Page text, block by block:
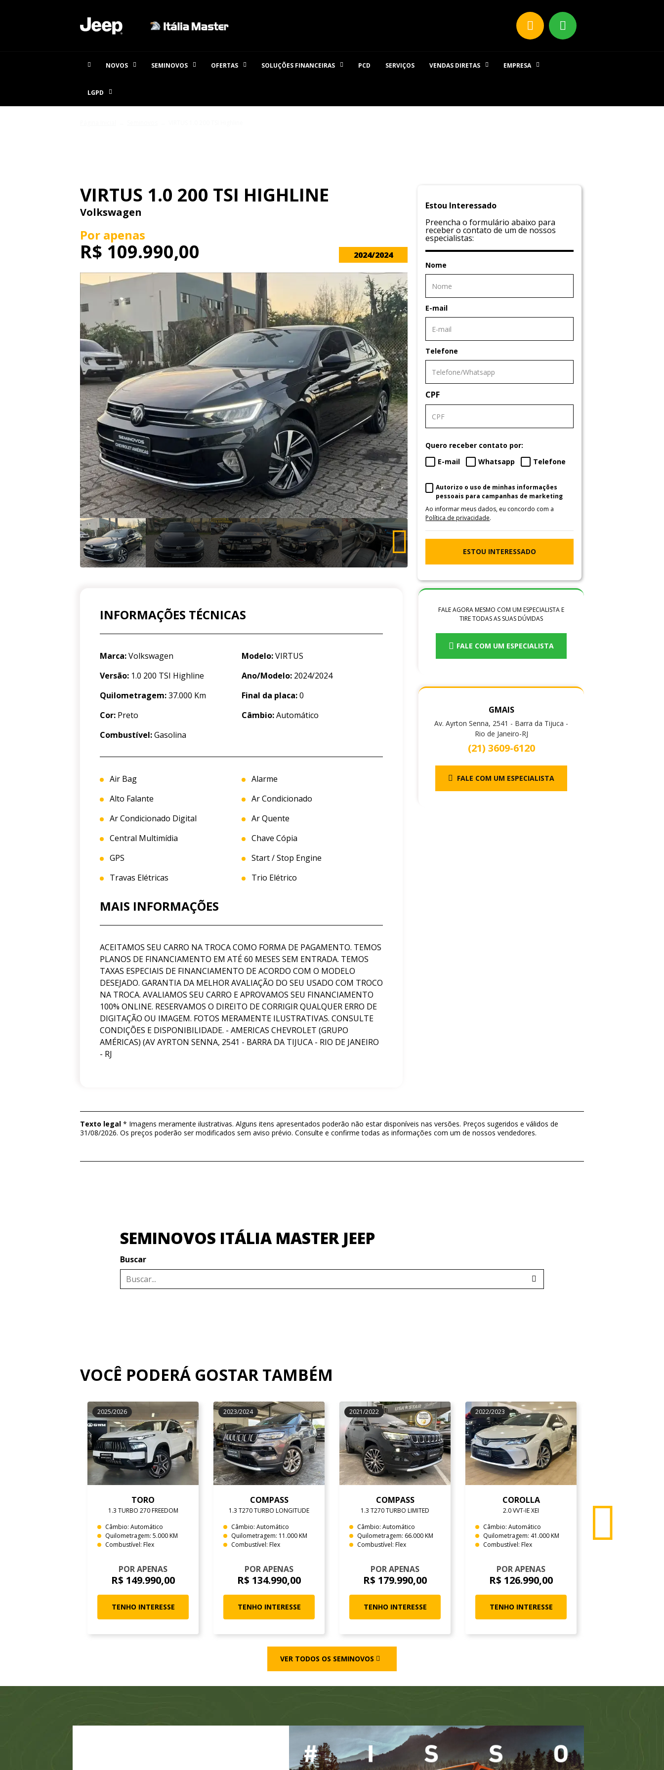
NOVOS SEMINOVOS OFERTAS SOLUÇÕES FINANCEIRAS PCD SERVIÇOS VENDAS DIRETAS EMPRESA
LGPD
VIRTUS 1.0 200 TSI HIGHLINE
Volkswagen
Por apenas
R$ 109.990,00 2024/2024
Estou Interessado
Preencha o formulário abaixo para
receber o contato de um de nossos
especialistas:
Nome
E-mail
Telefone
CPF
Quero receber contato por:
E-mail
Whatsapp Telefone
Autorizo o uso de minhas informações
pessoais para campanhas de marketing
Ao informar meus dados, eu concordo com a
Política de privacidade.
ESTOU INTERESSADO
INFORMAÇÕES TÉCNICAS
Marca:Volkswagen Modelo:VIRTUS
Versão: 1.0 200 TSI Highline Ano/Modelo:2024/2024
Quilometragem:37.000 Km Final da placa:0
Cor: Preto Câmbio:Automático
Combustível:Gasolina
Air Bag
Alarme
Alto Falante
Ar Condicionado
Ar Condicionado Digital
Ar Quente
Central Multimídia
Chave Cópia
GPS
Start / Stop Engine
Travas Elétricas
Trio Elétrico
MAIS INFORMAÇÕES
ACEITAMOS SEU CARRO NA TROCA COMO FORMA DE PAGAMENTO. TEMOS
PLANOS DE FINANCIAMENTO EM ATÉ 60 MESES SEM ENTRADA. TEMOS
TAXAS ESPECIAIS DE FINANCIAMENTO DE ACORDO COM O MODELO
DESEJADO. GARANTIA DA MELHOR AVALIAÇÃO DO SEU USADO COM TROCO
NA TROCA. AVALIAMOS SEU CARRO E APROVAMOS SEU FINANCIAMENTO
100% ONLINE. RESERVAMOS O DIREITO DE CORRIGIR QUALQUER ERRO DE
DIGITAÇÃO OU IMAGEM. FOTOS MERAMENTE ILUSTRATIVAS. CONSULTE
CONDIÇÕES E DISPONIBILIDADE. - AMERICAS CHEVROLET (GRUPO
AMÉRICAS) (AV AYRTON SENNA, 2541 - BARRA DA TIJUCA - RIO DE JANEIRO
- RJ
FALE AGORA MESMO COM UM ESPECIALISTA E
TIRE TODAS AS SUAS DÚVIDAS
FALE COM UM ESPECIALISTA
GMAIS
Av. Ayrton Senna, 2541 - Barra da Tijuca -
Rio de Janeiro-RJ
(21) 3609-6120
FALE COM UM ESPECIALISTA
Texto legal * Imagens meramente ilustrativas. Alguns itens apresentados poderão não estar disponíveis nas versões. Preços sugeridos e válidos de
31/08/2026. Os preços poderão ser modificados sem aviso prévio. Consulte e confirme todas as informações com um de nossos vendedores.
SEMINOVOS ITÁLIA MASTER JEEP
Buscar
VOCÊ PODERÁ GOSTAR TAMBÉM
2025/2026
TORO
1.3 TURBO 270 FREEDOM
Câmbio: Automático
Quilometragem: 5.000 KM
Combustível: Flex
POR APENAS
R$ 149.990,00
TENHO INTERESSE
2023/2024
COMPASS
1.3 T270 TURBO LONGITUDE
Câmbio: Automático
Quilometragem: 11.000 KM
Combustível: Flex
POR APENAS
R$ 134.990,00
TENHO INTERESSE
2021/2022
COMPASS
1.3 T270 TURBO LIMITED
Câmbio: Automático
Quilometragem: 66.000 KM
Combustível: Flex
POR APENAS
R$ 179.990,00
TENHO INTERESSE
2022/2023
COROLLA
2.0 VVT-IE XEI
Câmbio: Automático
Quilometragem: 41.000 KM
Combustível: Flex
POR APENAS
R$ 126.990,00
TENHO INTERESSE
Quilometragem:
VER TODOS OS SEMINOVOS